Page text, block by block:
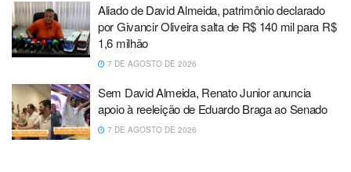
Aliado de David Almeida, patrimônio declarado
por Givancir Oliveira salta de R$ 140 mil para R$
1,6 milhão
7 DE AGOSTO DE 2026
Sem David Almeida, Renato Junior anuncia
apoio à reeleição de Eduardo Braga ao Senado
7 DE AGOSTO DE 2026